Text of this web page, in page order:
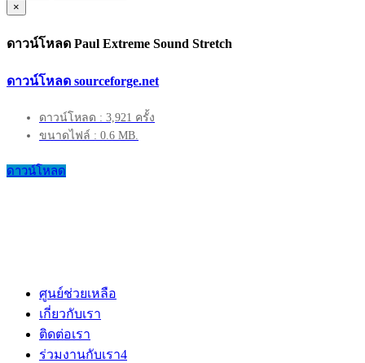
×
ดาวน์โหลด Paul Extreme Sound Stretch
ดาวน์โหลด sourceforge.net
ดาวน์โหลด : 3,921 ครั้ง
ขนาดไฟล์ : 0.6 MB.
ดาวน์โหลด
ศูนย์ช่วยเหลือ
เกี่ยวกับเรา
ติดต่อเรา
ร่วมงานกับเรา4